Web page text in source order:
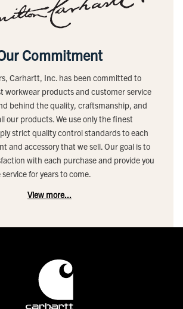
Commitment
Carhartt, Inc. has been committed to
workwear products and customer service
behind the quality, craftsmanship, and
our products. We use only the finest
strict quality control standards to each
and accessory that we sell. Our goal is to
with each purchase and provide you
for years to come.
View more...